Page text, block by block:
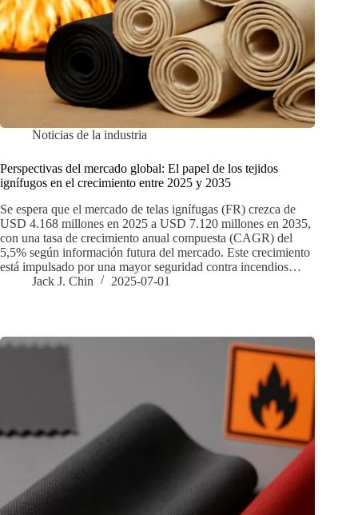
Noticias de la industria
Perspectivas del mercado global: El papel de los tejidos
ignífugos en el crecimiento entre 2025 y 2035
Se espera que el mercado de telas ignífugas (FR) crezca de
USD 4.168 millones en 2025 a USD 7.120 millones en 2035,
con una tasa de crecimiento anual compuesta (CAGR) del
5,5% según información futura del mercado. Este crecimiento
está impulsado por una mayor seguridad contra incendios…
Jack J. Chin
2025-07-01